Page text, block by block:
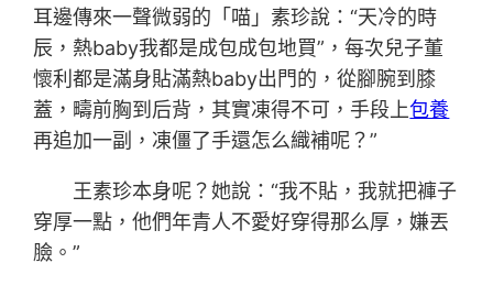
耳邊傳來一聲微弱的「喵」素珍說：“天冷的時
辰，熱baby我都是成包成包地買”，每次兒子董
懷利都是滿身貼滿熱baby出門的，從腳腕到膝
蓋，疇前胸到后背，其實凍得不可，手段上包養
再追加一副，凍僵了手還怎么織補呢？”
王素珍本身呢？她說：“我不貼，我就把褲子
穿厚一點，他們年青人不愛好穿得那么厚，嫌丟
臉。”